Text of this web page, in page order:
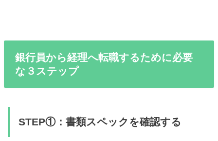
銀行員から経理へ転職するために必要
な３ステップ
STEP①：書類スペックを確認する